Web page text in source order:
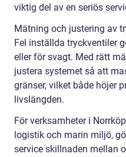
viktig del av en seriös
Mätning och justering av
Fel inställda tryckventiler
eller för svagt. Med rätt
justera systemet så att
gränser, vilket både höjer
livslängden.
För verksamheter i
logistik och marin miljö,
service skillnaden mellan